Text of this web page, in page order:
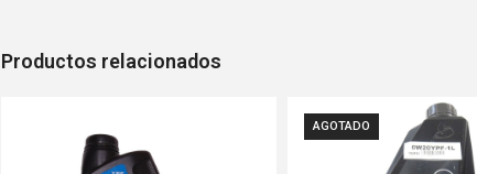
Productos relacionados
AGOTADO